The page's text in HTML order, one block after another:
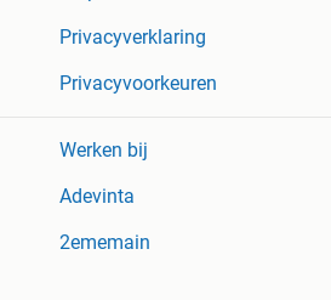
Privacyverklaring
Privacyvoorkeuren
Werken bij
Adevinta
2ememain